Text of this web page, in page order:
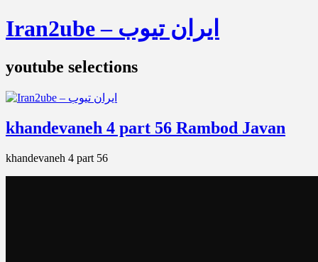
Iran2ube – ایران تیوب
youtube selections
khandevaneh 4 part 56 Rambod Javan
khandevaneh 4 part 56